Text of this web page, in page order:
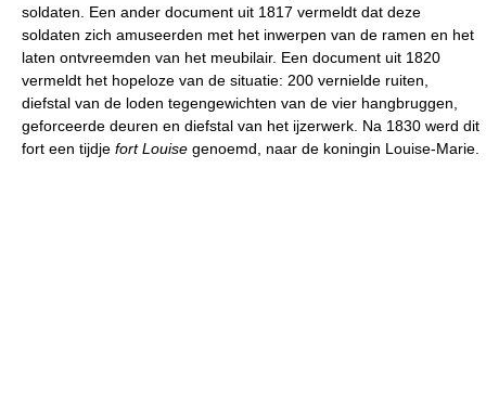
soldaten. Een ander document uit 1817 vermeldt dat deze
soldaten zich amuseerden met het inwerpen van de ramen en het
laten ontvreemden van het meubilair. Een document uit 1820
vermeldt het hopeloze van de situatie: 200 vernielde ruiten,
diefstal van de loden tegengewichten van de vier hangbruggen,
geforceerde deuren en diefstal van het ijzerwerk. Na 1830 werd dit
fort een tijdje fort Louise genoemd, naar de koningin Louise-Marie.